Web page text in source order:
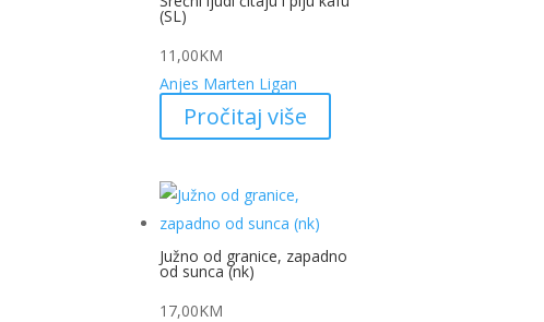
(SL)
11,00KM
Anjes Marten Ligan
Pročitaj više
Južno od granice, zapadno
od sunca (nk)
17,00KM